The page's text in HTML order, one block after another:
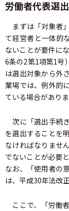
労働者代表選
まずは「対象者
て経営者と一体的
ないことが要件に
6条の2第1項第1号
は選出対象から外
業場では、例外的
ている場合があり
次に「選出手続
を選出することを
なければなりませ
でないことが必要
なお、「使用者の
は、平成30年法改
ここで、「労働